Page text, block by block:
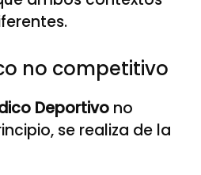
no competitivo
Deportivo no
se realiza de la